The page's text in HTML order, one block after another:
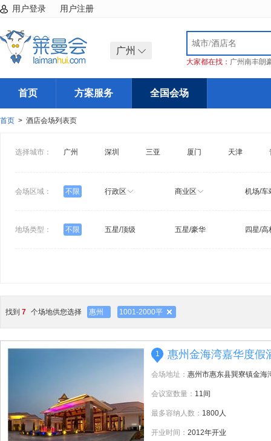
用户登录 用户注册
广州
大家都在找： 广州南丰朗
首页 方案服务 全国会场
首页 > 酒店会场列表页
选择城市： 广州 深圳 三亚 厦门 天津
会场区域： 不限 行政区 商业区 机场/车
地场类型： 不限 五星/顶级 五星/豪华 四星/高
找到 7 个场地供您选择 惠州 1001-2000平
1 惠州金海湾嘉华度假
会场地址： 惠州市惠东县巽寮镇金海
会议室数量： 11间
最多容纳人数： 1800人
开业时间： 2012年开业